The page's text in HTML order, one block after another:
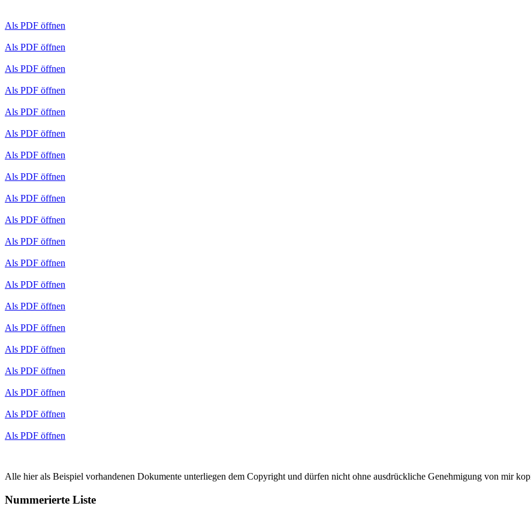
Als PDF öffnen
Als PDF öffnen
Als PDF öffnen
Als PDF öffnen
Als PDF öffnen
Als PDF öffnen
Als PDF öffnen
Als PDF öffnen
Als PDF öffnen
Als PDF öffnen
Als PDF öffnen
Als PDF öffnen
Als PDF öffnen
Als PDF öffnen
Als PDF öffnen
Als PDF öffnen
Als PDF öffnen
Als PDF öffnen
Als PDF öffnen
Als PDF öffnen
Alle hier als Beispiel vorhandenen Dokumente unterliegen dem Copyright und dürfen nicht ohne ausdrückliche Genehmigung von mir
Nummerierte Liste